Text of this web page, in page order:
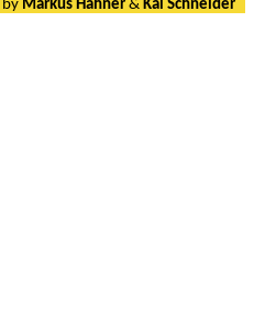
by Markus Hahner & Kai Schneider